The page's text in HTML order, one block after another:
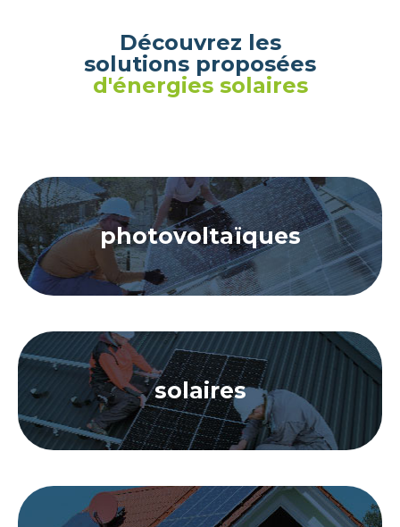
Découvrez les
solutions proposées
d'énergies solaires
photovoltaïques
solaires